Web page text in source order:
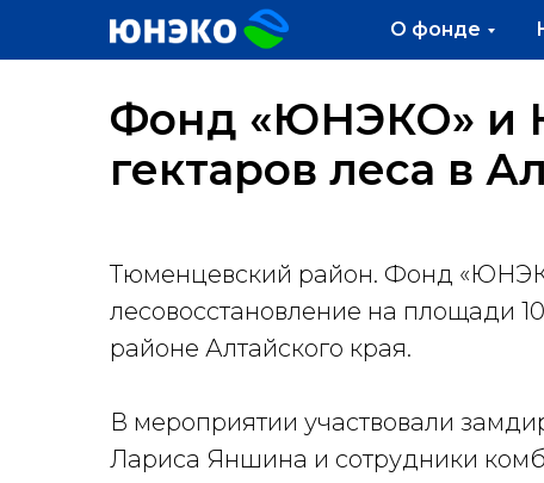
О фонде
Фонд «ЮНЭКО» и
гектаров леса в
Тюменцевский район. Фонд
лесовосстановление на площади
районе Алтайского края.
В мероприятии участвовали
Лариса Яншина и сотрудники